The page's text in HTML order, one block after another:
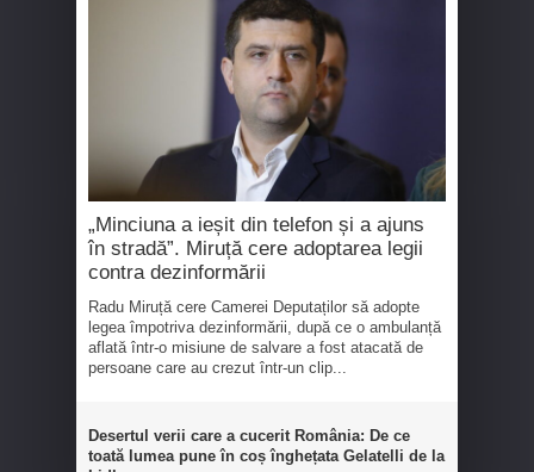
„Minciuna a ieșit din telefon și a ajuns
în stradă”. Miruță cere adoptarea legii
contra dezinformării
Radu Miruță cere Camerei Deputaților să adopte
legea împotriva dezinformării, după ce o ambulanță
aflată într-o misiune de salvare a fost atacată de
persoane care au crezut într-un clip...
Desertul verii care a cucerit România: De ce
toată lumea pune în coș înghețata Gelatelli de la